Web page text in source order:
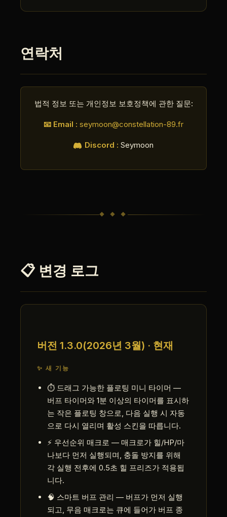
연락처
법적 정보 또는 개인정보 보호정책에 관한 질문:
📧 Email : seymoon@constellation-89.fr
Discord : Seymoon
◆ ◆ ◆
📋 변경 로그
버전 1.3.0(2026년 3월) · 현재
✨ 새 기능
⏱ 드래그 가능한 플로팅 미니 타이머 —
버프 타이머와 1분 이상의 타이머를 표시하
는 작은 플로팅 창으로, 다음 실행 시 자동
으로 다시 열리며 활성 스킨을 따릅니다.
⚡ 우선순위 매크로 — 매크로가 힐/HP/마
나보다 먼저 실행되며, 충돌 방지를 위해
각 실행 전후에 0.5초 힐 프리즈가 적용됩
니다.
🧠 스마트 버프 관리 — 버프가 먼저 실행
되고, 무음 매크로는 큐에 들어가 버프 종